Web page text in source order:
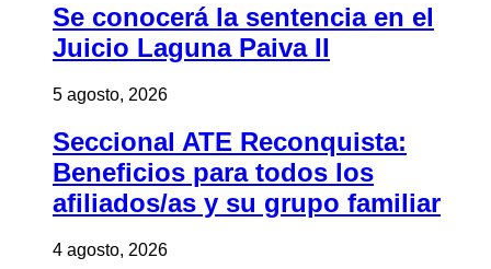
Se conocerá la sentencia en el
Juicio Laguna Paiva II
5 agosto, 2026
Seccional ATE Reconquista:
Beneficios para todos los
afiliados/as y su grupo familiar
4 agosto, 2026